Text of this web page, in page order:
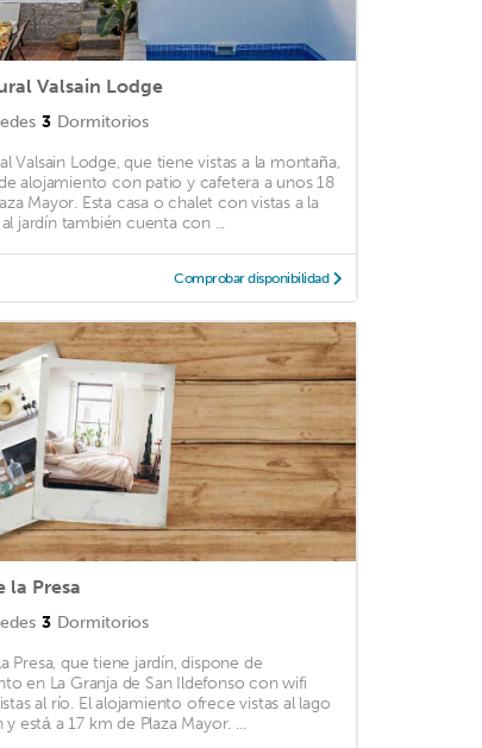
Valsain Lodge
3 Dormitorios
Valsain Lodge, que tiene vistas a la montaña,
alojamiento con patio y cafetera a unos 18
Mayor. Esta casa o chalet con vistas a la
jardín también cuenta con ...
Comprobar disponibilidad
la Presa
3 Dormitorios
Presa, que tiene jardín, dispone de
en La Granja de San Ildefonso con wifi
al río. El alojamiento ofrece vistas al lago
y está a 17 km de Plaza Mayor. ...